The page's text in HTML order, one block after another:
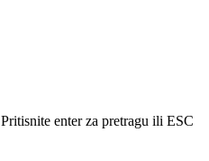
Pritisnite enter za pretragu ili ESC